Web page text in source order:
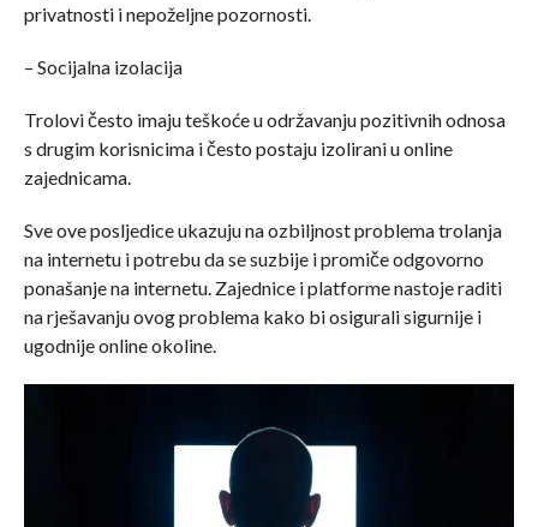
privatnosti i nepoželjne pozornosti.
– Socijalna izolacija
Trolovi često imaju teškoće u održavanju pozitivnih odnosa
s drugim korisnicima i često postaju izolirani u online
zajednicama.
Sve ove posljedice ukazuju na ozbiljnost problema trolanja
na internetu i potrebu da se suzbije i promiče odgovorno
ponašanje na internetu. Zajednice i platforme nastoje raditi
na rješavanju ovog problema kako bi osigurali sigurnije i
ugodnije online okoline.